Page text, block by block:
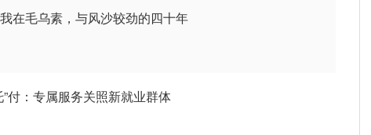
在毛乌素，与风沙较劲的四十年
付：专属服务关照新就业群体